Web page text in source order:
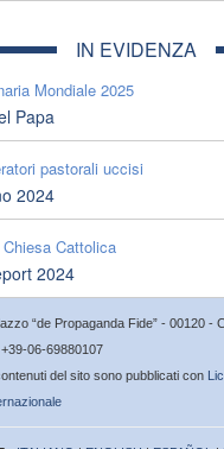
IN EVIDENZA
Mondiale 2025
Papa
pastorali uccisi
2024
Cattolica
2024
“de Propaganda Fide” - 00120 -
06-69880107
del sito sono pubblicati con